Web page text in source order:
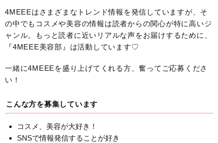
4MEEEはさまざまなトレンド情報を発信していますが、そ
の中でもコスメや美容の情報は読者からの関心が特に高いジ
ャンル。もっと読者に近いリアルな声をお届けするために、
『4MEEE美容部』は活動しています♡
一緒に4MEEEを盛り上げてくれる方、奮ってご応募くださ
い！
こんな方を募集しています
コスメ、美容が大好き！
SNSで情報発信することが好き